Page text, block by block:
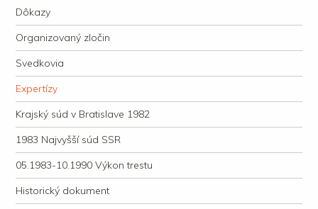
Dôkazy
Organizovaný zločin
Svedkovia
Expertízy
Krajský súd v Bratislave 1982
1983 Najvyšší súd SSR
05.1983-10.1990 Výkon trestu
Historický dokument